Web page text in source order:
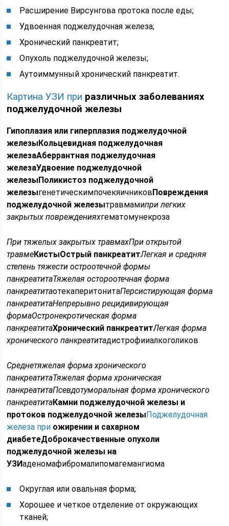
Расширение Вирсунгова протока после еды;
Удвоенная поджелудочная железа;
Хронический панкреатит;
Опухоль поджелудочной железы;
Аутоиммунный хронический панкреатит.
Картина УЗИ при различных заболеваниях
поджелудочной железы
Гипоплазия или гиперплазия поджелудочной
железыКольцевидная поджелудочная
железаАберрантная поджелудочная
железаУдвоение поджелудочной
железыПоликистоз поджелудочной
железыгенетическимпочекяичниковПовреждения
поджелудочной железытравмамипри легких
закрытых поврежденияхгематомунекроза
При тяжелых закрытых травмахПри открытой
травмеКистыОстрый панкреатитЛегкая и средняя
степень тяжести остроотечной формы
панкреатитаТяжелая остороотечная форма
панкреатитаотекаперитонитаПерсистирующая форма
панкреатитаНепрерывно рецидивирующая
формаОстронекротическая форма
панкреатитаХронический панкреатитЛегкая форма
хронического панкреатитадистрофииалкоголиков
Среднетяжелая форма хронического
панкреатитаТяжелая форма хроническая
панкреатитаПсевдотуморальная форма хронического
панкреатитаКамни поджелудочной железы и
протоков поджелудочной железыПоджелудочная
железа при ожирении и сахарном
диабетеДоброкачественные опухоли
поджелудочной железы на
УЗИаденомафибромалипомагемангиома
Округлая или овальная форма;
Хорошее и четкое отделение от окружающих
тканей;